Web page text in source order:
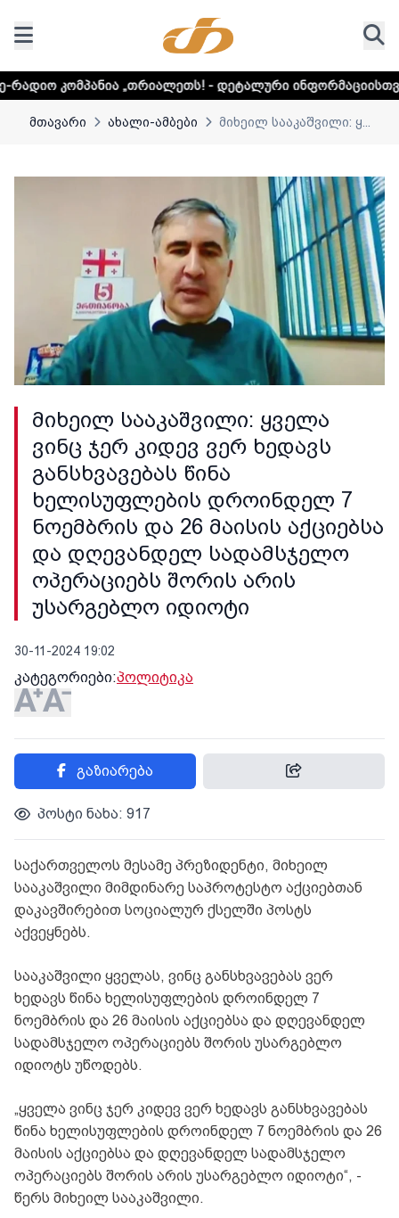
„თრიალეთს! - დეტალური ინფორმაციისთვის დააკლიკეთ
მთავარი ახალი-ამბები მიხეილ სააკაშვილი: ყ...
მიხეილ სააკაშვილი: ყველა
ვინც ჯერ კიდევ ვერ ხედავს
განსხვავებას წინა
ხელისუფლების დროინდელ 7
ნოემბრის და 26 მაისის აქციებსა
და დღევანდელ სადამსჯელო
ოპერაციებს შორის არის
უსარგებლო იდიოტი
30-11-2024 19:02
კატეგორიები:პოლიტიკა
გაზიარება
პოსტი ნახა: 917
საქართველოს მესამე პრეზიდენტი, მიხეილ
სააკაშვილი მიმდინარე საპროტესტო აქციებთან
დაკავშირებით სოციალურ ქსელში პოსტს
აქვეყნებს.
სააკაშვილი ყველას, ვინც განსხვავებას ვერ
ხედავს წინა ხელისუფლების დროინდელ 7
ნოემბრის და 26 მაისის აქციებსა და დღევანდელ
სადამსჯელო ოპერაციებს შორის უსარგებლო
იდიოტს უწოდებს.
„ყველა ვინც ჯერ კიდევ ვერ ხედავს განსხვავებას
წინა ხელისუფლების დროინდელ 7 ნოემბრის და 26
მაისის აქციებსა და დღევანდელ სადამსჯელო
ოპერაციებს შორის არის უსარგებლო იდიოტი“, -
წერს მიხეილ სააკაშვილი.